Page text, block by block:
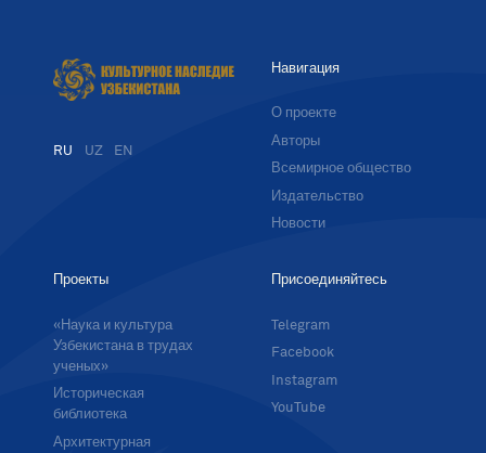
RU UZ EN
Навигация
О проекте
Авторы
Всемирное общество
Издательство
Новости
Проекты
«Наука и культура
Узбекистана в трудах
ученых»
Историческая
библиотека
Архитектурная
Присоединяйтесь
Telegram
Facebook
Instagram
YouTube